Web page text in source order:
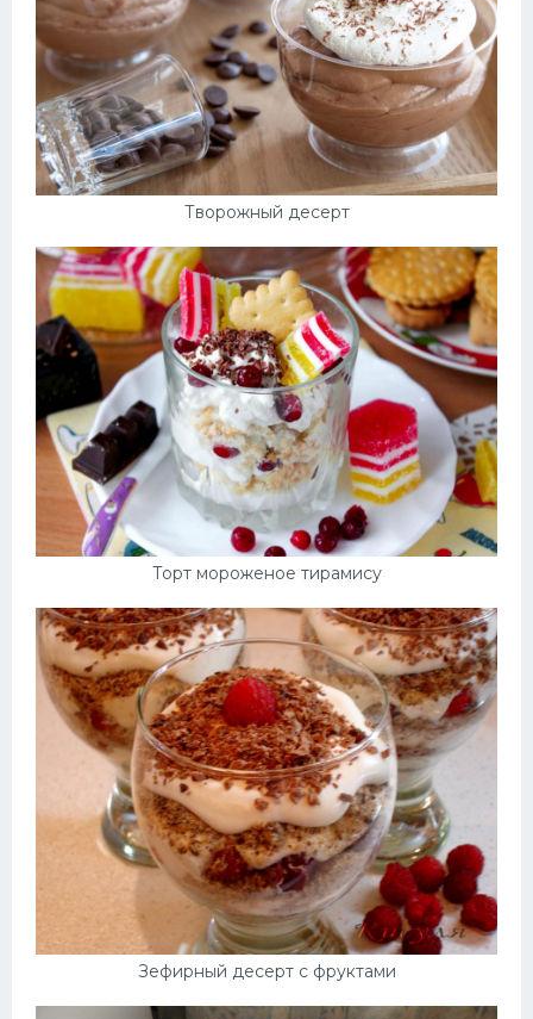
Творожный десерт
Торт мороженое тирамису
Зефирный десерт с фруктами